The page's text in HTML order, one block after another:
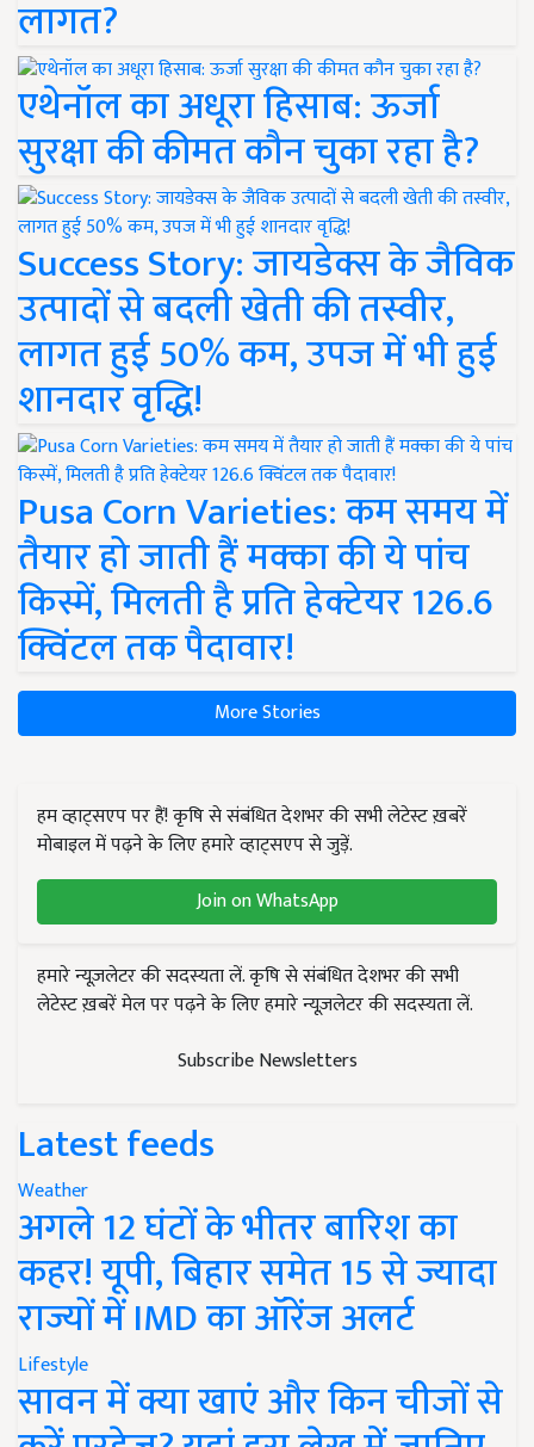
लागत?
एथेनॉल का अधूरा हिसाब: ऊर्जा
सुरक्षा की कीमत कौन चुका रहा है?
Success Story: जायडेक्स के जैविक
उत्पादों से बदली खेती की तस्वीर,
लागत हुई 50% कम, उपज में भी हुई
शानदार वृद्धि!
Pusa Corn Varieties: कम समय में
तैयार हो जाती हैं मक्का की ये पांच
किस्में, मिलती है प्रति हेक्टेयर 126.6
क्विंटल तक पैदावार!
More Stories
हम व्हाट्सएप पर हैं! कृषि से संबंधित देशभर की सभी लेटेस्ट ख़बरें
मोबाइल में पढ़ने के लिए हमारे व्हाट्सएप से जुड़ें.
Join on WhatsApp
हमारे न्यूज़लेटर की सदस्यता लें. कृषि से संबंधित देशभर की सभी
लेटेस्ट ख़बरें मेल पर पढ़ने के लिए हमारे न्यूज़लेटर की सदस्यता लें.
Subscribe Newsletters
Latest feeds
Weather
अगले 12 घंटों के भीतर बारिश का
कहर! यूपी, बिहार समेत 15 से ज्यादा
राज्यों में IMD का ऑरेंज अलर्ट
Lifestyle
सावन में क्या खाएं और किन चीजों से